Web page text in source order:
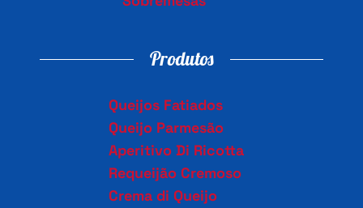
Produtos
Queijos Fatiados
Queijo Parmesão
Aperitivo Di Ricotta
Requeijão Cremoso
Crema di Queijo